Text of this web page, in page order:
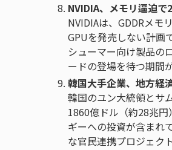
NVIDIA、メモリ逼迫で
NVIDIAは、GDDRメモ
GPUを発売しない計画
シューマー向け製品の
ードの登場を待つ期間
韓国大手企業、地方経
韓国のユン大統領とサ
1860億ドル（約28兆
ギーへの投資が含まれ
な官民連携プロジェク